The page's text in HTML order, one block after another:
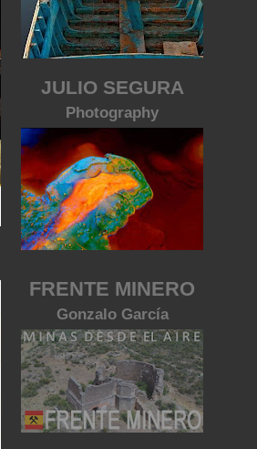
JULIO SEGURA
Photography
FRENTE MINERO
Gonzalo García